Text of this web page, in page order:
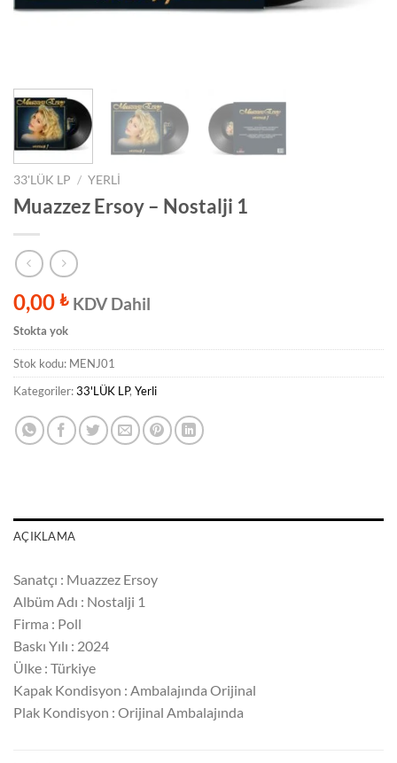
33'LÜK LP / YERLI
Muazzez Ersoy – Nostalji 1
0,00 ₺ KDV Dahil
Stokta yok
Stok kodu: MENJ01
Kategoriler:33'LÜK LP, Yerli
AÇIKLAMA
Sanatçı : Muazzez Ersoy
Albüm Adı : Nostalji 1
Firma : Poll
Baskı Yılı : 2024
Ülke : Türkiye
Kapak Kondisyon : Ambalajında Orijinal
Plak Kondisyon : Orijinal Ambalajında